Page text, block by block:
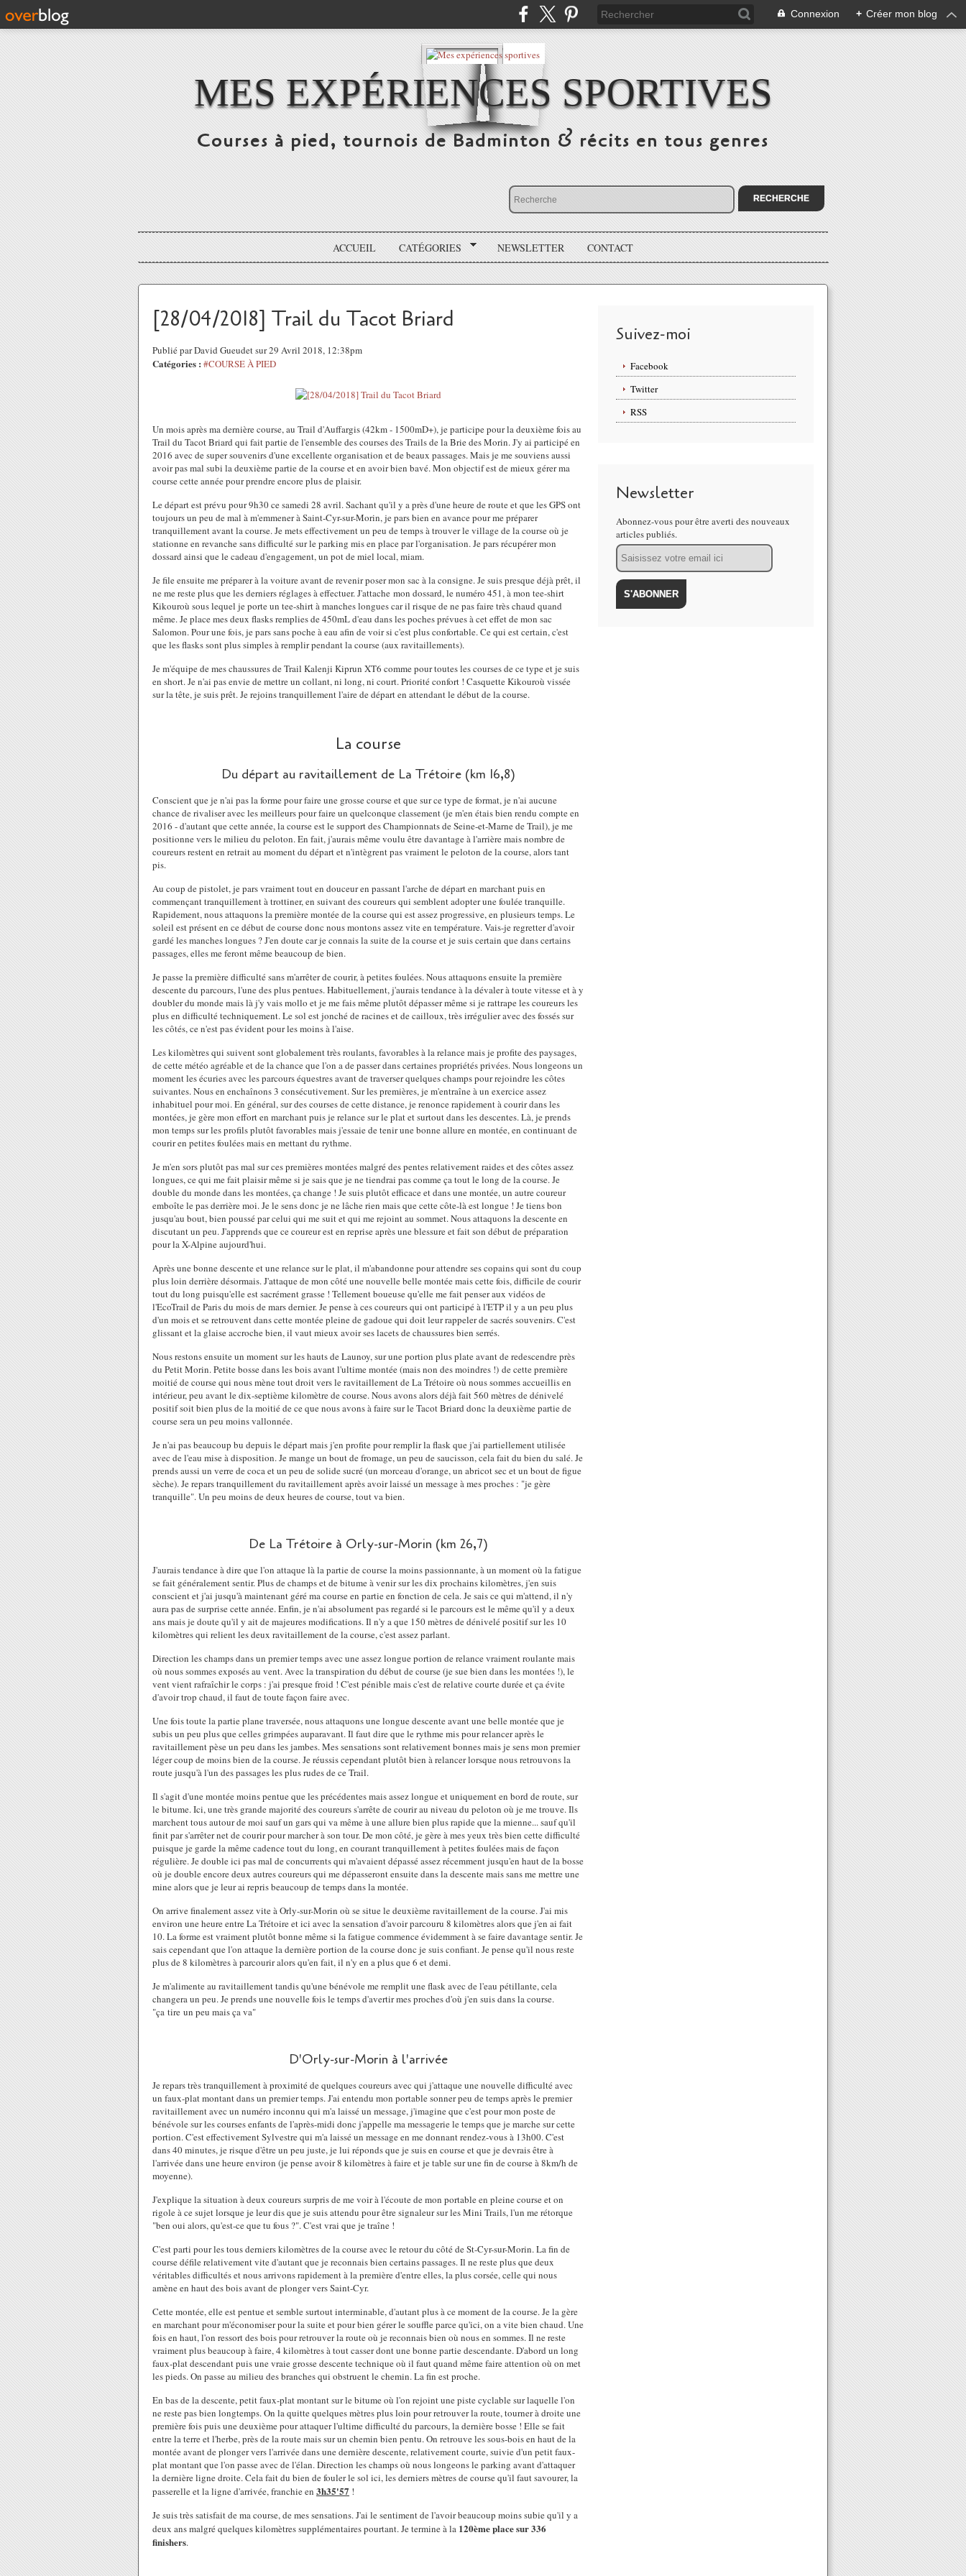
Connexion + Créer mon blog
MES EXPÉRIENCES SPORTIVES
Courses à pied, tournois de Badminton & récits en tous genres
ACCUEIL CATÉGORIES NEWSLETTER CONTACT
[28/04/2018] Trail du Tacot Briard
Publié par David Gueudet sur 29 Avril 2018, 12:38pm
Catégories : #COURSE À PIED
Un mois après ma dernière course, au Trail d'Auffargis (42km - 1500mD+), je participe pour la deuxième fois au
Trail du Tacot Briard qui fait partie de l'ensemble des courses des Trails de la Brie des Morin. J'y ai participé en
2016 avec de super souvenirs d'une excellente organisation et de beaux passages. Mais je me souviens aussi
avoir pas mal subi la deuxième partie de la course et en avoir bien bavé. Mon objectif est de mieux gérer ma
course cette année pour prendre encore plus de plaisir.
Le départ est prévu pour 9h30 ce samedi 28 avril. Sachant qu'il y a près d'une heure de route et que les GPS ont
toujours un peu de mal à m'emmener à Saint-Cyr-sur-Morin, je pars bien en avance pour me préparer
tranquillement avant la course. Je mets effectivement un peu de temps à trouver le village de la course où je
stationne en revanche sans difficulté sur le parking mis en place par l'organisation. Je pars récupérer mon
dossard ainsi que le cadeau d'engagement, un pot de miel local, miam.
Je file ensuite me préparer à la voiture avant de revenir poser mon sac à la consigne. Je suis presque déjà prêt, il
ne me reste plus que les derniers réglages à effectuer. J'attache mon dossard, le numéro 451, à mon tee-shirt
Kikouroù sous lequel je porte un tee-shirt à manches longues car il risque de ne pas faire très chaud quand
même. Je place mes deux flasks remplies de 450mL d'eau dans les poches prévues à cet effet de mon sac
Salomon. Pour une fois, je pars sans poche à eau afin de voir si c'est plus confortable. Ce qui est certain, c'est
que les flasks sont plus simples à remplir pendant la course (aux ravitaillements).
Je m'équipe de mes chaussures de Trail Kalenji Kiprun XT6 comme pour toutes les courses de ce type et je suis
en short. Je n'ai pas envie de mettre un collant, ni long, ni court. Priorité confort ! Casquette Kikouroù vissée
sur la tête, je suis prêt. Je rejoins tranquillement l'aire de départ en attendant le début de la course.
La course
Du départ au ravitaillement de La Trétoire (km 16,8)
Conscient que je n'ai pas la forme pour faire une grosse course et que sur ce type de format, je n'ai aucune
chance de rivaliser avec les meilleurs pour faire un quelconque classement (je m'en étais bien rendu compte en
2016 - d'autant que cette année, la course est le support des Championnats de Seine-et-Marne de Trail), je me
positionne vers le milieu du peloton. En fait, j'aurais même voulu être davantage à l'arrière mais nombre de
coureurs restent en retrait au moment du départ et n'intègrent pas vraiment le peloton de la course, alors tant
pis.
Au coup de pistolet, je pars vraiment tout en douceur en passant l'arche de départ en marchant puis en
commençant tranquillement à trottiner, en suivant des coureurs qui semblent adopter une foulée tranquille.
Rapidement, nous attaquons la première montée de la course qui est assez progressive, en plusieurs temps. Le
soleil est présent en ce début de course donc nous montons assez vite en température. Vais-je regretter d'avoir
gardé les manches longues ? J'en doute car je connais la suite de la course et je suis certain que dans certains
passages, elles me feront même beaucoup de bien.
Je passe la première difficulté sans m'arrêter de courir, à petites foulées. Nous attaquons ensuite la première
descente du parcours, l'une des plus pentues. Habituellement, j'aurais tendance à la dévaler à toute vitesse et à y
doubler du monde mais là j'y vais mollo et je me fais même plutôt dépasser même si je rattrape les coureurs les
plus en difficulté techniquement. Le sol est jonché de racines et de cailloux, très irrégulier avec des fossés sur
les côtés, ce n'est pas évident pour les moins à l'aise.
Les kilomètres qui suivent sont globalement très roulants, favorables à la relance mais je profite des paysages,
de cette météo agréable et de la chance que l'on a de passer dans certaines propriétés privées. Nous longeons un
moment les écuries avec les parcours équestres avant de traverser quelques champs pour rejoindre les côtes
suivantes. Nous en enchaînons 3 consécutivement. Sur les premières, je m'entraîne à un exercice assez
inhabituel pour moi. En général, sur des courses de cette distance, je renonce rapidement à courir dans les
montées, je gère mon effort en marchant puis je relance sur le plat et surtout dans les descentes. Là, je prends
mon temps sur les profils plutôt favorables mais j'essaie de tenir une bonne allure en montée, en continuant de
courir en petites foulées mais en mettant du rythme.
Je m'en sors plutôt pas mal sur ces premières montées malgré des pentes relativement raides et des côtes assez
longues, ce qui me fait plaisir même si je sais que je ne tiendrai pas comme ça tout le long de la course. Je
double du monde dans les montées, ça change ! Je suis plutôt efficace et dans une montée, un autre coureur
emboîte le pas derrière moi. Je le sens donc je ne lâche rien mais que cette côte-là est longue ! Je tiens bon
jusqu'au bout, bien poussé par celui qui me suit et qui me rejoint au sommet. Nous attaquons la descente en
discutant un peu. J'apprends que ce coureur est en reprise après une blessure et fait son début de préparation
pour la X-Alpine aujourd'hui.
Après une bonne descente et une relance sur le plat, il m'abandonne pour attendre ses copains qui sont du coup
plus loin derrière désormais. J'attaque de mon côté une nouvelle belle montée mais cette fois, difficile de courir
tout du long puisqu'elle est sacrément grasse ! Tellement boueuse qu'elle me fait penser aux vidéos de
l'EcoTrail de Paris du mois de mars dernier. Je pense à ces coureurs qui ont participé à l'ETP il y a un peu plus
d'un mois et se retrouvent dans cette montée pleine de gadoue qui doit leur rappeler de sacrés souvenirs. C'est
glissant et la glaise accroche bien, il vaut mieux avoir ses lacets de chaussures bien serrés.
Nous restons ensuite un moment sur les hauts de Launoy, sur une portion plus plate avant de redescendre près
du Petit Morin. Petite bosse dans les bois avant l'ultime montée (mais non des moindres !) de cette première
moitié de course qui nous mène tout droit vers le ravitaillement de La Trétoire où nous sommes accueillis en
intérieur, peu avant le dix-septième kilomètre de course. Nous avons alors déjà fait 560 mètres de dénivelé
positif soit bien plus de la moitié de ce que nous avons à faire sur le Tacot Briard donc la deuxième partie de
course sera un peu moins vallonnée.
Je n'ai pas beaucoup bu depuis le départ mais j'en profite pour remplir la flask que j'ai partiellement utilisée
avec de l'eau mise à disposition. Je mange un bout de fromage, un peu de saucisson, cela fait du bien du salé. Je
prends aussi un verre de coca et un peu de solide sucré (un morceau d'orange, un abricot sec et un bout de figue
sèche). Je repars tranquillement du ravitaillement après avoir laissé un message à mes proches : "je gère
tranquille". Un peu moins de deux heures de course, tout va bien.
De La Trétoire à Orly-sur-Morin (km 26,7)
J'aurais tendance à dire que l'on attaque là la partie de course la moins passionnante, à un moment où la fatigue
se fait généralement sentir. Plus de champs et de bitume à venir sur les dix prochains kilomètres, j'en suis
conscient et j'ai jusqu'à maintenant géré ma course en partie en fonction de cela. Je sais ce qui m'attend, il n'y
aura pas de surprise cette année. Enfin, je n'ai absolument pas regardé si le parcours est le même qu'il y a deux
ans mais je doute qu'il y ait de majeures modifications. Il n'y a que 150 mètres de dénivelé positif sur les 10
kilomètres qui relient les deux ravitaillement de la course, c'est assez parlant.
Direction les champs dans un premier temps avec une assez longue portion de relance vraiment roulante mais
où nous sommes exposés au vent. Avec la transpiration du début de course (je sue bien dans les montées !), le
vent vient rafraîchir le corps : j'ai presque froid ! C'est pénible mais c'est de relative courte durée et ça évite
d'avoir trop chaud, il faut de toute façon faire avec.
Une fois toute la partie plane traversée, nous attaquons une longue descente avant une belle montée que je
subis un peu plus que celles grimpées auparavant. Il faut dire que le rythme mis pour relancer après le
ravitaillement pèse un peu dans les jambes. Mes sensations sont relativement bonnes mais je sens mon premier
léger coup de moins bien de la course. Je réussis cependant plutôt bien à relancer lorsque nous retrouvons la
route jusqu'à l'un des passages les plus rudes de ce Trail.
Il s'agit d'une montée moins pentue que les précédentes mais assez longue et uniquement en bord de route, sur
le bitume. Ici, une très grande majorité des coureurs s'arrête de courir au niveau du peloton où je me trouve. Ils
marchent tous autour de moi sauf un gars qui va même à une allure bien plus rapide que la mienne... sauf qu'il
finit par s'arrêter net de courir pour marcher à son tour. De mon côté, je gère à mes yeux très bien cette difficulté
puisque je garde la même cadence tout du long, en courant tranquillement à petites foulées mais de façon
régulière. Je double ici pas mal de concurrents qui m'avaient dépassé assez récemment jusqu'en haut de la bosse
où je double encore deux autres coureurs qui me dépasseront ensuite dans la descente mais sans me mettre une
mine alors que je leur ai repris beaucoup de temps dans la montée.
On arrive finalement assez vite à Orly-sur-Morin où se situe le deuxième ravitaillement de la course. J'ai mis
environ une heure entre La Trétoire et ici avec la sensation d'avoir parcouru 8 kilomètres alors que j'en ai fait
10. La forme est vraiment plutôt bonne même si la fatigue commence évidemment à se faire davantage sentir. Je
sais cependant que l'on attaque la dernière portion de la course donc je suis confiant. Je pense qu'il nous reste
plus de 8 kilomètres à parcourir alors qu'en fait, il n'y en a plus que 6 et demi.
Je m'alimente au ravitaillement tandis qu'une bénévole me remplit une flask avec de l'eau pétillante, cela
changera un peu. Je prends une nouvelle fois le temps d'avertir mes proches d'où j'en suis dans la course.
"ça tire un peu mais ça va"
D'Orly-sur-Morin à l'arrivée
Je repars très tranquillement à proximité de quelques coureurs avec qui j'attaque une nouvelle difficulté avec
un faux-plat montant dans un premier temps. J'ai entendu mon portable sonner peu de temps après le premier
ravitaillement avec un numéro inconnu qui m'a laissé un message, j'imagine que c'est pour mon poste de
bénévole sur les courses enfants de l'après-midi donc j'appelle ma messagerie le temps que je marche sur cette
portion. C'est effectivement Sylvestre qui m'a laissé un message en me donnant rendez-vous à 13h00. C'est
dans 40 minutes, je risque d'être un peu juste, je lui réponds que je suis en course et que je devrais être à
l'arrivée dans une heure environ (je pense avoir 8 kilomètres à faire et je table sur une fin de course à 8km/h de
moyenne).
J'explique la situation à deux coureurs surpris de me voir à l'écoute de mon portable en pleine course et on
rigole à ce sujet lorsque je leur dis que je suis attendu pour être signaleur sur les Mini Trails, l'un me rétorque
"ben oui alors, qu'est-ce que tu fous ?". C'est vrai que je traîne !
C'est parti pour les tous derniers kilomètres de la course avec le retour du côté de St-Cyr-sur-Morin. La fin de
course défile relativement vite d'autant que je reconnais bien certains passages. Il ne reste plus que deux
véritables difficultés et nous arrivons rapidement à la première d'entre elles, la plus corsée, celle qui nous
amène en haut des bois avant de plonger vers Saint-Cyr.
Cette montée, elle est pentue et semble surtout interminable, d'autant plus à ce moment de la course. Je la gère
en marchant pour m'économiser pour la suite et pour bien gérer le souffle parce qu'ici, on a vite bien chaud. Une
fois en haut, l'on ressort des bois pour retrouver la route où je reconnais bien où nous en sommes. Il ne reste
vraiment plus beaucoup à faire, 4 kilomètres à tout casser dont une bonne partie descendante. D'abord un long
faux-plat descendant puis une vraie grosse descente technique où il faut quand même faire attention où on met
les pieds. On passe au milieu des branches qui obstruent le chemin. La fin est proche.
En bas de la descente, petit faux-plat montant sur le bitume où l'on rejoint une piste cyclable sur laquelle l'on
ne reste pas bien longtemps. On la quitte quelques mètres plus loin pour retrouver la route, tourner à droite une
première fois puis une deuxième pour attaquer l'ultime difficulté du parcours, la dernière bosse ! Elle se fait
entre la terre et l'herbe, près de la route mais sur un chemin bien pentu. On retrouve les sous-bois en haut de la
montée avant de plonger vers l'arrivée dans une dernière descente, relativement courte, suivie d'un petit faux-
plat montant que l'on passe avec de l'élan. Direction les champs où nous longeons le parking avant d'attaquer
la dernière ligne droite. Cela fait du bien de fouler le sol ici, les derniers mètres de course qu'il faut savourer, la
passerelle et la ligne d'arrivée, franchie en 3h35'57 !
Je suis très satisfait de ma course, de mes sensations. J'ai le sentiment de l'avoir beaucoup moins subie qu'il y a
deux ans malgré quelques kilomètres supplémentaires pourtant. Je termine à la 120ème place sur 336
finishers.
Suivez-moi
Facebook
Twitter
RSS
Newsletter
Abonnez-vous pour être averti des nouveaux
articles publiés.
Email